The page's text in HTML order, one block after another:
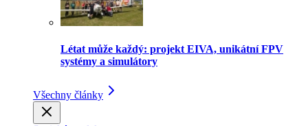
Létat může každý: projekt EIVA, unikátní FPV
systémy a simulátory
Všechny články